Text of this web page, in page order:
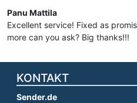
Panu Mattila
Excellent service! Fixed as
more can you ask? Big thanks!!!
KONTAKT
Sender.de